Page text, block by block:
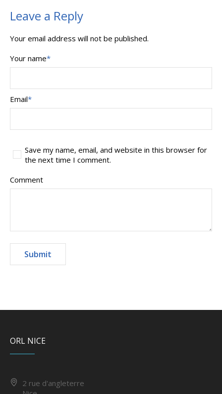
Leave a Reply
Your email address will not be published.
Your name*
Email*
Save my name, email, and website in this browser for
the next time I comment.
Comment
ORL NICE
2 rue d'angleterre